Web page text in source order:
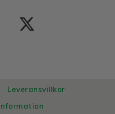
Leveransvillkor